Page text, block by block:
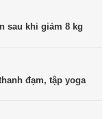
sau khi giảm 8 kg
đạm, tập yoga